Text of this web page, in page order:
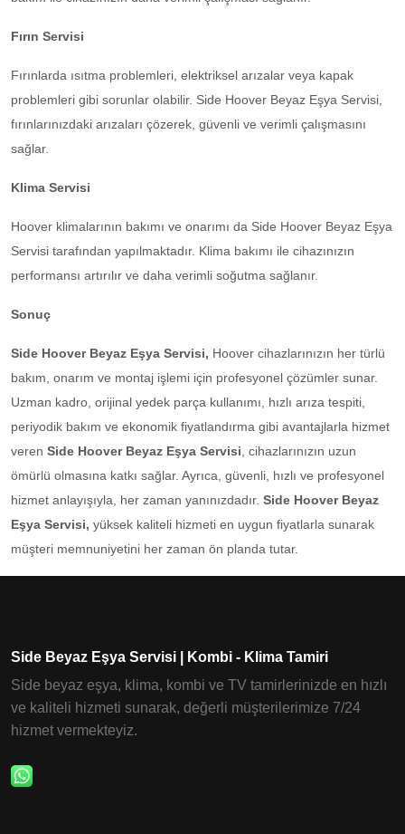
Fırın Servisi
Fırınlarda ısıtma problemleri, elektriksel arızalar veya kapak
problemleri gibi sorunlar olabilir. Side Hoover Beyaz Eşya Servisi,
fırınlarınızdaki arızaları çözerek, güvenli ve verimli çalışmasını
sağlar.
Klima Servisi
Hoover klimalarının bakımı ve onarımı da Side Hoover Beyaz Eşya
Servisi tarafından yapılmaktadır. Klima bakımı ile cihazınızın
performansı artırılır ve daha verimli soğutma sağlanır.
Sonuç
Side Hoover Beyaz Eşya Servisi, Hoover cihazlarınızın her türlü
bakım, onarım ve montaj işlemi için profesyonel çözümler sunar.
Uzman kadro, orijinal yedek parça kullanımı, hızlı arıza tespiti,
periyodik bakım ve ekonomik fiyatlandırma gibi avantajlarla hizmet
veren Side Hoover Beyaz Eşya Servisi, cihazlarınızın uzun
ömürlü olmasına katkı sağlar. Ayrıca, güvenli, hızlı ve profesyonel
hizmet anlayışıyla, her zaman yanınızdadır. Side Hoover Beyaz
Eşya Servisi, yüksek kaliteli hizmeti en uygun fiyatlarla sunarak
müşteri memnuniyetini her zaman ön planda tutar.
Side Beyaz Eşya Servisi | Kombi - Klima Tamiri
Side beyaz eşya, klima, kombi ve TV tamirlerinizde en hızlı
ve kaliteli hizmeti sunarak, değerli müşterilerimize 7/24
hizmet vermekteyiz.